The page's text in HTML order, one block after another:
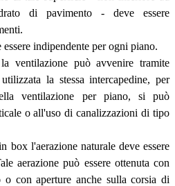
di pavimento - deve essere
indipendente per ogni piano.
la ventilazione può avvenire tramite
la stessa intercapedine, per
ventilazione per piano, si può
o all'uso di canalizzazioni di tipo
box l'aerazione naturale deve essere
aerazione può essere ottenuta con
o con aperture anche sulla corsia di